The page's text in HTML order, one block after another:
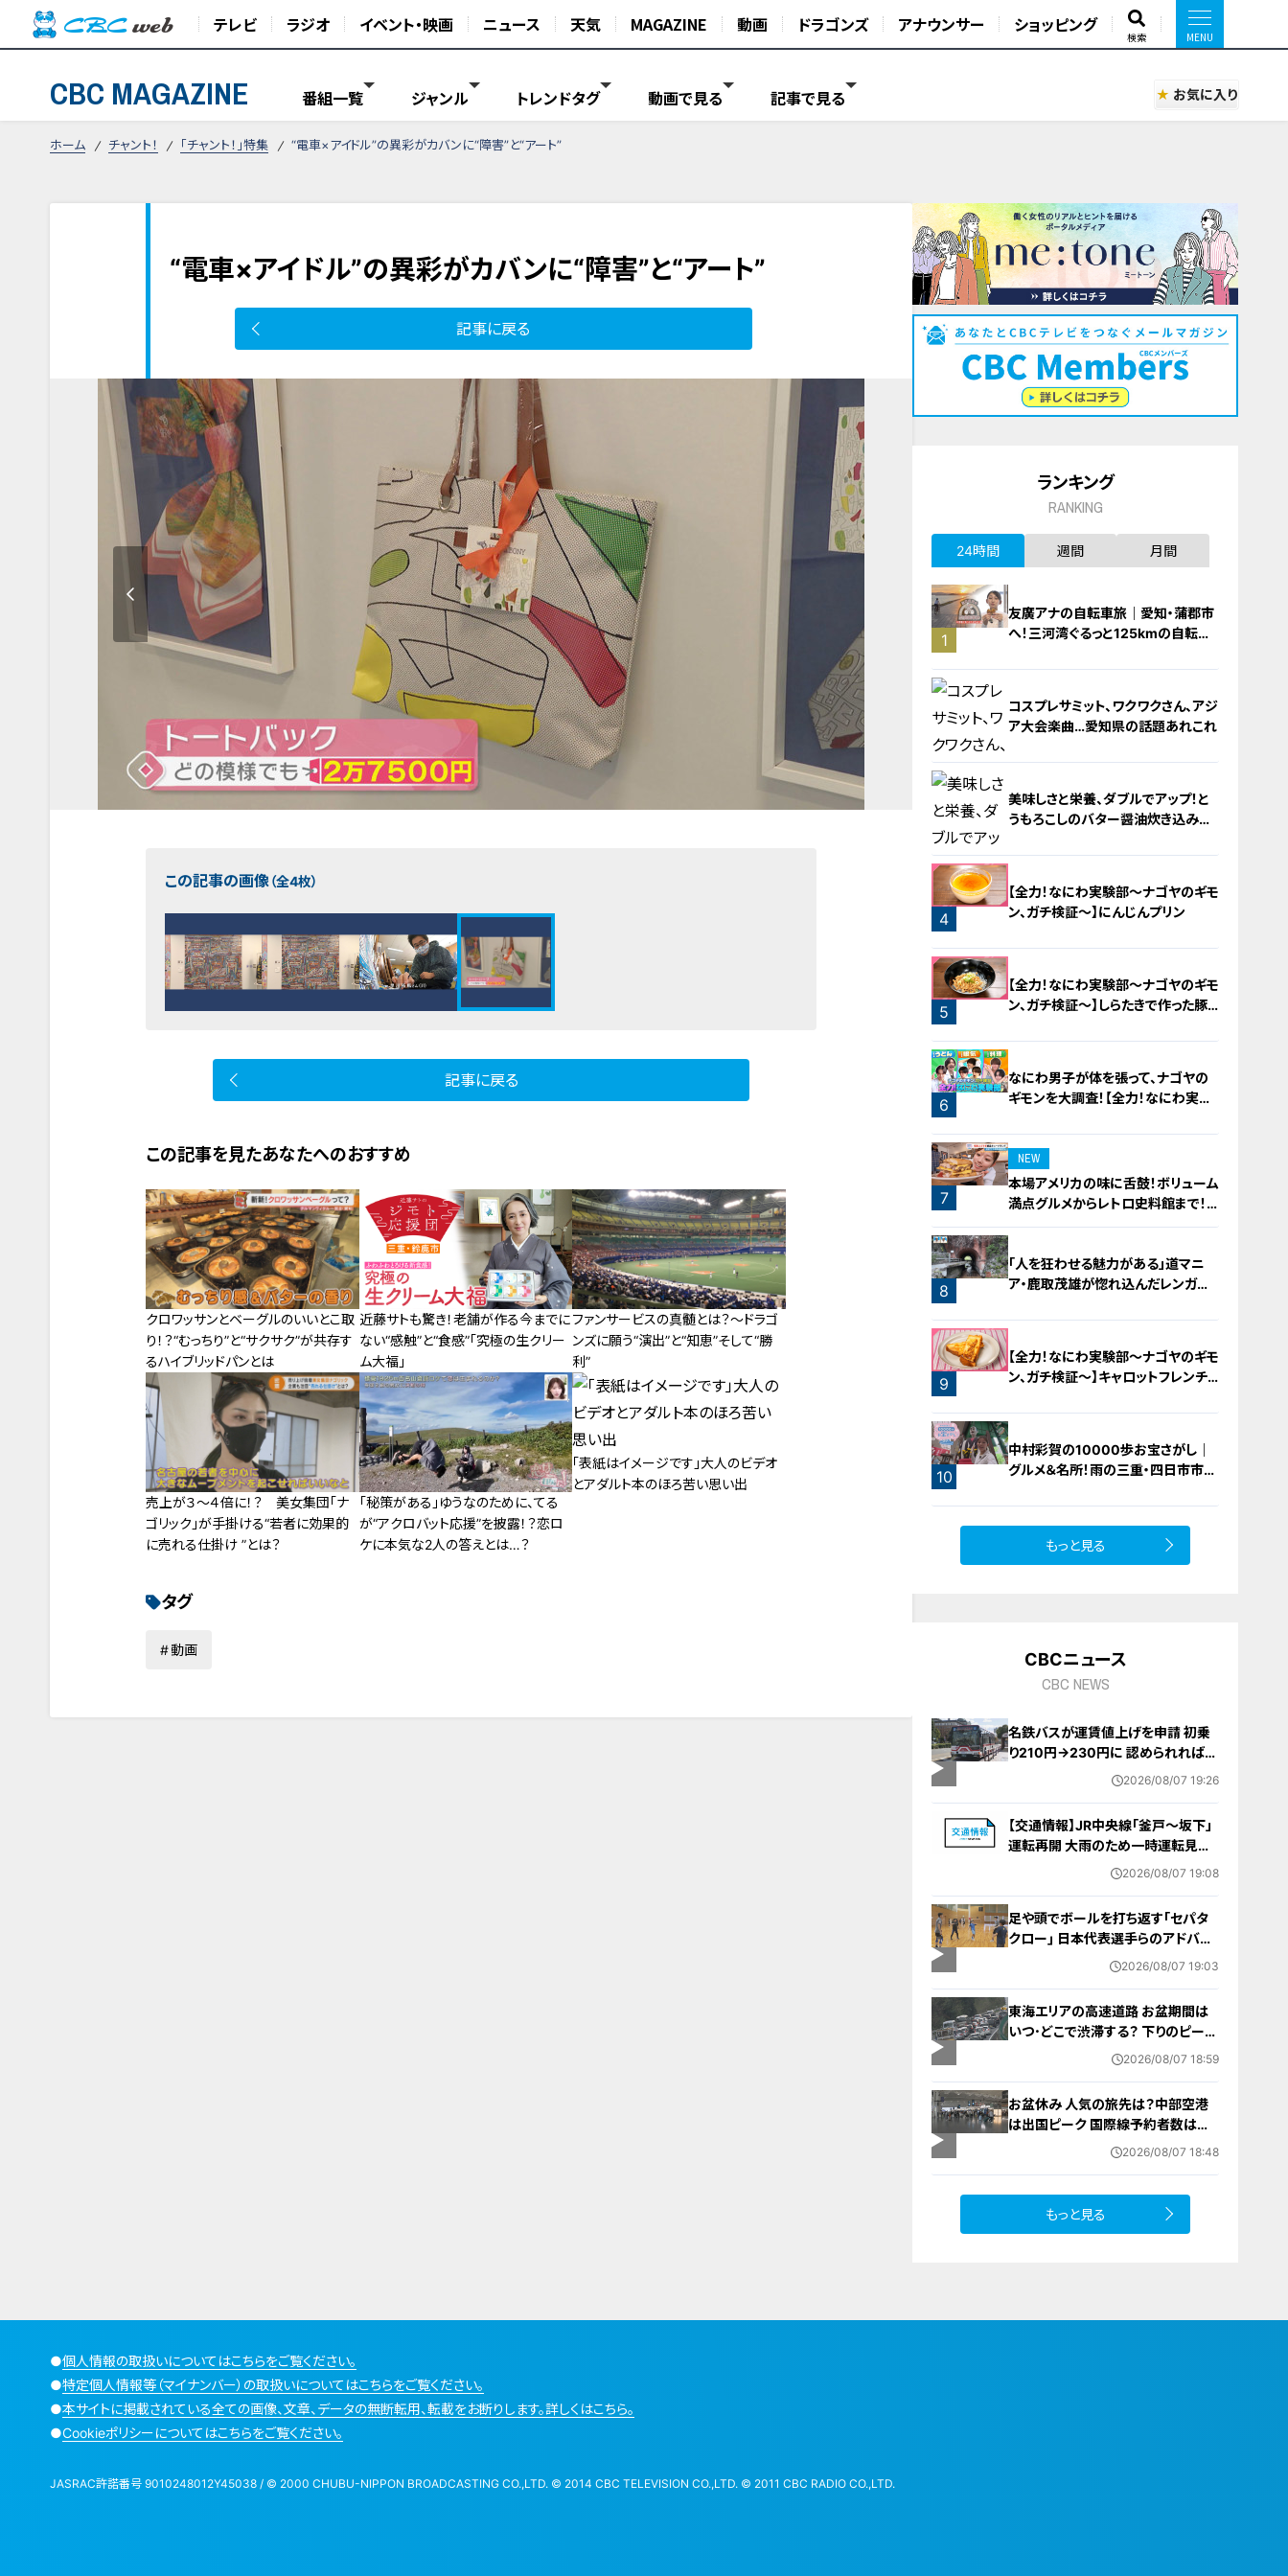
テレビ ラジオ イベント・映画 ニュース 天気 MAGAZINE 動画 ドラゴンズ アナウンサー ショッピング
検索
CBC MAGAZINE 番組一覧 ジャンル トレンドタグ 動画で見る 記事で見る お気に入り
ホーム チャント！ 「チャント！」特集 “電車×アイドル”の異彩がカバンに“障害”と“アート”
“電車×アイドル”の異彩がカバンに“障害”と“アート”
記事に戻る
この記事の画像（全4枚）
記事に戻る
この記事を見たあなたへのおすすめ
クロワッサンとベーグルのいいとこ取
り！？“むっちり”と“サクサク”が共存す
るハイブリッドパンとは
近藤サトも驚き！老舗が作る今までに
ない“感触”と“食感”「究極の生クリー
ム大福」
ファンサービスの真髄とは？～ドラゴ
ンズに願う“演出”と“知恵”そして“勝
利”
売上が３～４倍に！？ 美女集団「ナ
ゴリック」が手掛ける“若者に効果的
に売れる仕掛け ”とは？
「秘策がある」ゆうなのために、てる
が“アクロバット応援”を披露！？恋ロ
ケに本気な2人の答えとは…？
「表紙はイメージです」大人のビデオ
とアダルト本のほろ苦い思い出
タグ
動画
ランキング
RANKING
24時間 週間 月間
1
友廣アナの自転車旅｜愛知・蒲郡市
へ！三河湾ぐるっと125kmの自転車
2
コスプレサミット、ワクワクさん、アジ
ア大会楽曲…愛知県の話題あれこれ
3
美味しさと栄養、ダブルでアップ！と
うもろこしのバター醤油炊き込みご
4
【全力！なにわ実験部～ナゴヤのギモ
ン、ガチ検証～】にんじんプリン
5
【全力！なにわ実験部～ナゴヤのギモ
ン、ガチ検証～】しらたきで作った豚
6
なにわ男子が体を張って、ナゴヤの
ギモンを大調査！【全力！なにわ実験
7
NEW
本場アメリカの味に舌鼓！ボリューム
満点グルメからレトロ史料館まで！
愛知・東海市の感動スポット3選
8
「人を狂わせる魅力がある」道マニ
ア・鹿取茂雄が惚れ込んだレンガの
9
【全力！なにわ実験部～ナゴヤのギモ
ン、ガチ検証～】キャロットフレンチ
10
中村彩賀の10000歩お宝さがし｜
グルメ＆名所！雨の三重・四日市市で
もっと見る
CBCニュース
CBC NEWS
名鉄バスが運賃値上げを申請 初乗
り210円→230円に 認められれば
12月から全路線で平均1割程度の値
2026/08/07 19:26
【交通情報】JR中央線「釜戸～坂下」
運転再開 大雨のため一時運転見合
2026/08/07 19:08
足や頭でボールを打ち返す｢セパタ
クロー｣ 日本代表選手らのアドバイ
ス受けて子どもたちが挑戦 愛知･北
2026/08/07 19:03
東海エリアの高速道路 お盆期間は
いつ･どこで渋滞する？ 下りのピーク
は8月8日 回避するにはどうしたら？
2026/08/07 18:59
お盆休み 人気の旅先は？中部空港
は出国ピーク 国際線予約者数は去
年の8割程度に 日中関係悪化など
2026/08/07 18:48
もっと見る
●個人情報の取扱いについてはこちらをご覧ください。
●特定個人情報等（マイナンバー）の取扱いについてはこちらをご覧ください。
●本サイトに掲載されている全ての画像、文章、データの無断転用、転載をお断りします。詳しくはこちら。
●Cookieポリシーについてはこちらをご覧ください。
JASRAC許諾番号 9010248012Y45038 / © 2000 CHUBU-NIPPON BROADCASTING CO.,LTD. © 2014 CBC TELEVISION CO.,LTD. © 2011 CBC RADIO CO.,LTD.